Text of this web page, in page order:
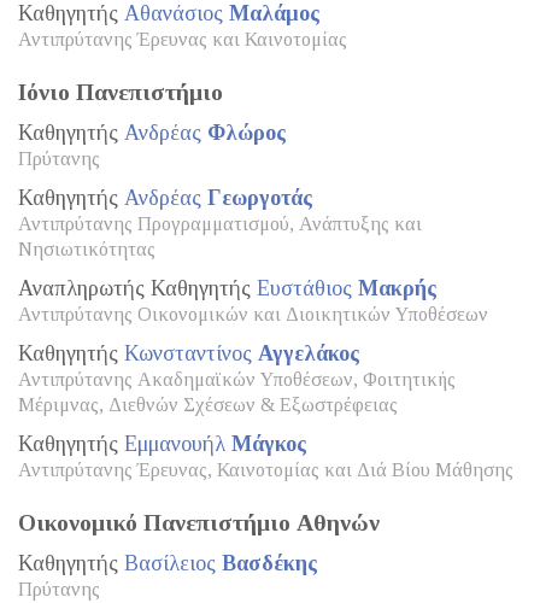
Καθηγητής Αθανάσιος Μαλάμος
Αντιπρύτανης Έρευνας και Καινοτομίας
Ιόνιο Πανεπιστήμιο
Καθηγητής Ανδρέας Φλώρος
Πρύτανης
Καθηγητής Ανδρέας Γεωργοτάς
Αντιπρύτανης Προγραμματισμού, Ανάπτυξης και
Νησιωτικότητας
Αναπληρωτής Καθηγητής Ευστάθιος Μακρής
Αντιπρύτανης Οικονομικών και Διοικητικών Υποθέσεων
Καθηγητής Κωνσταντίνος Αγγελάκος
Αντιπρύτανης Ακαδημαϊκών Υποθέσεων, Φοιτητικής
Μέριμνας, Διεθνών Σχέσεων & Εξωστρέφειας
Καθηγητής Εμμανουήλ Μάγκος
Αντιπρύτανης Έρευνας, Καινοτομίας και Διά Βίου Μάθησης
Οικονομικό Πανεπιστήμιο Αθηνών
Καθηγητής Βασίλειος Βασδέκης
Πρύτανης